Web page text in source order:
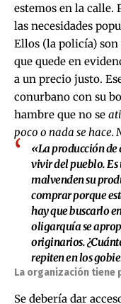
estemos en la calle.
las necesidades
Ellos (la policía)
que quede en
a un precio justo.
conurbano con su
hambre que no se
poco o nada se hace.
«La producción de
vivir del pueblo. Es
malvenden su
comprar porque
hay que buscarlo
oligarquía se
originarios.
repiten en los
La organización
Se debería dar